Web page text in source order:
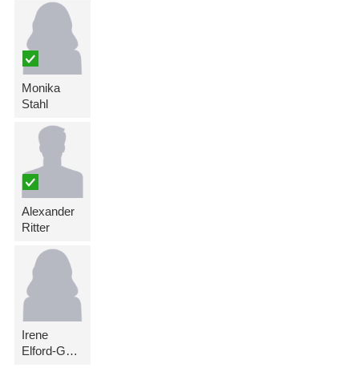
Monika
Stahl
Alexander
Ritter
Irene
Elford-Gantner